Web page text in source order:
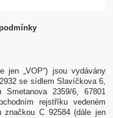
jen „VOP“) jsou vydávány
se sídlem Slavíčkova 6,
Smetanova 2359/6, 67801
rejstříku vedeném
C 92584 (dále jen